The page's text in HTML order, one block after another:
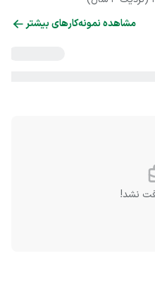
مشاهده نمونه‌کارهای بیشتر
نشد!